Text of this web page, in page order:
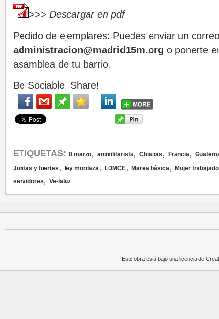
>>> Descargar en pdf
Pedido de ejemplares: Puedes enviar un
administracion@madrid15m.org o ponerte
asamblea de tu barrio.
Be Sociable, Share!
ETIQUETAS: 8 marzo, animilitarista, Chiapas , Francia,
Juntas y fuertes , ley mordaza, LOMCE, Marea básica,
Mujer
servidores , Ve-laluz
Este obra está bajo unalicencia de